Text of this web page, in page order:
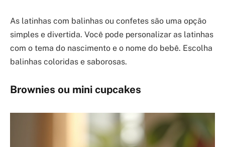
As latinhas com balinhas ou confetes são uma opção
simples e divertida. Você pode personalizar as latinhas
com o tema do nascimento e o nome do bebê. Escolha
balinhas coloridas e saborosas.
Brownies ou mini cupcakes